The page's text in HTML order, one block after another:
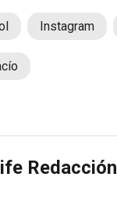
Instagram
Redacción